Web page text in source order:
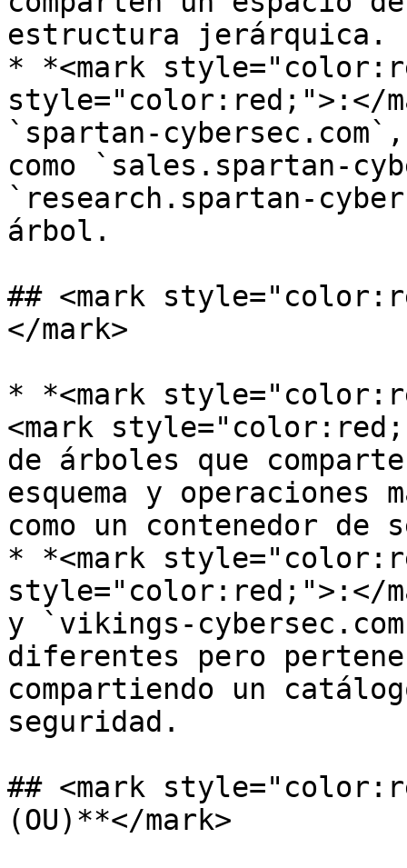
estructura jerárquica.
* *<mark
style="color:red;">:</
`spartan-
como `sales.spartan-
`research.spartan-
árbol.
## <mark
</mark>
* *<mark
<mark
de árboles que
esquema y operaciones
como un contenedor de
* *<mark
style="color:red;">:</
y `vikings-
diferentes pero
compartiendo un
seguridad.
## <mark
(OU)**</mark>